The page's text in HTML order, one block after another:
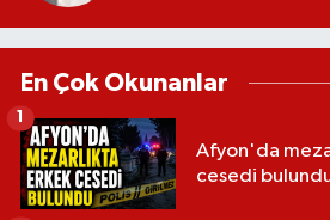
En Çok Okunanlar
Afyon'da
cesedi
1